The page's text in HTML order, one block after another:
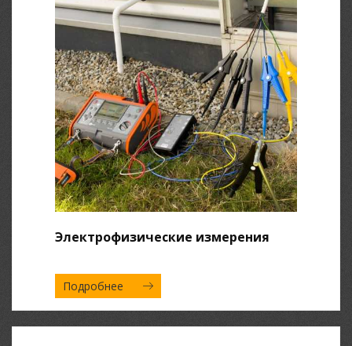
Электрофизические измерения
Подробнее